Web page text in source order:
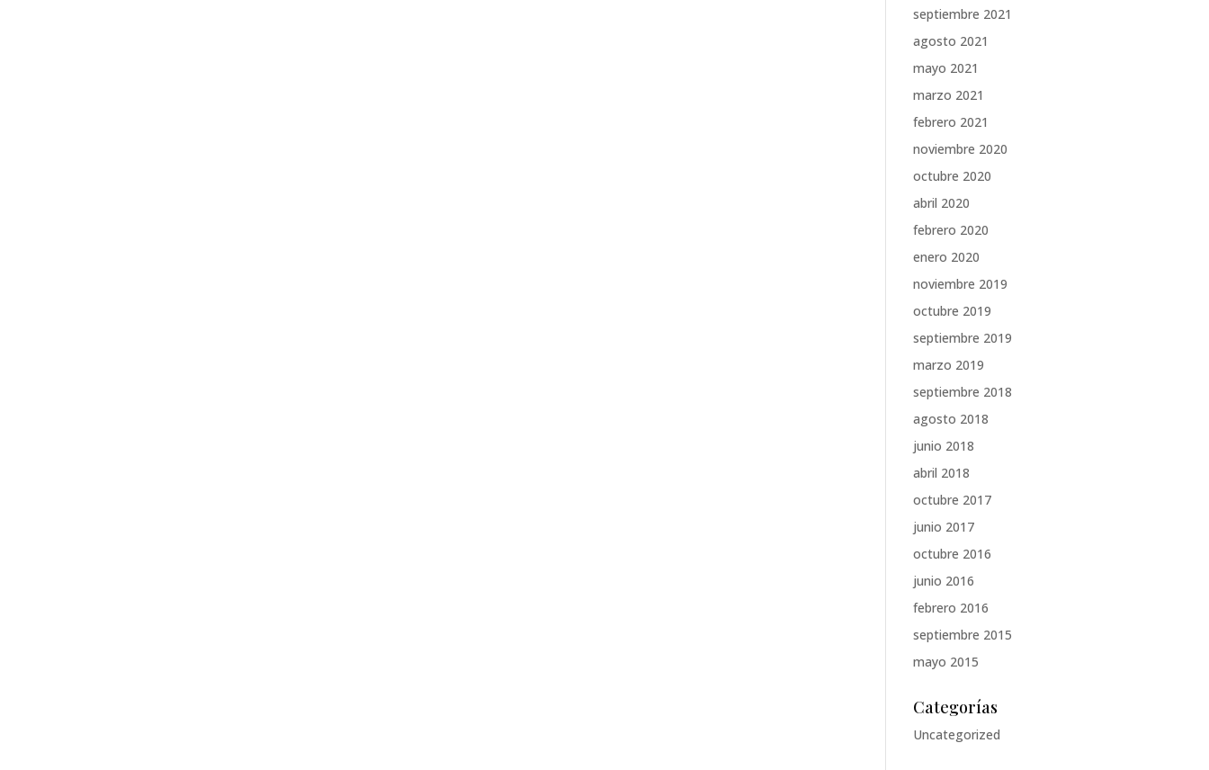
septiembre 2021
agosto 2021
mayo 2021
marzo 2021
febrero 2021
noviembre 2020
octubre 2020
abril 2020
febrero 2020
enero 2020
noviembre 2019
octubre 2019
septiembre 2019
marzo 2019
septiembre 2018
agosto 2018
junio 2018
abril 2018
octubre 2017
junio 2017
octubre 2016
junio 2016
febrero 2016
septiembre 2015
mayo 2015
Categorías
Uncategorized